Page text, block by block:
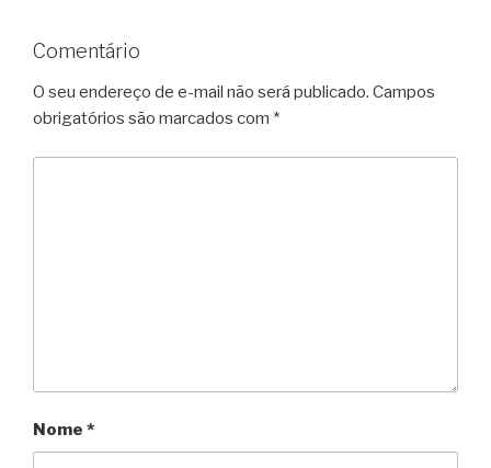
Comentário
O seu endereço de e-mail não será publicado. Campos
obrigatórios são marcados com *
Nome *